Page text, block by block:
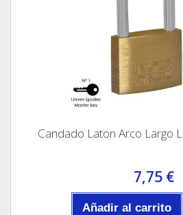
Candado Laton Arco Largo
7,75 €
Añadir al carrito